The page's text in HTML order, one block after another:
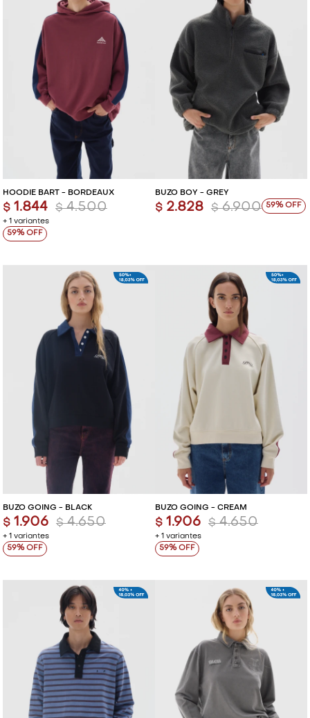
HOODIE BART - BORDEAUX
+ 1 variantes
$ 1.844 $ 4.500
59
BUZO BOY - GREY
$ 2.828 $ 6.900 59
BUZO GOING - BLACK
+ 1 variantes
$ 1.906 $ 4.650
59
BUZO GOING - CREAM
+ 1 variantes
$ 1.906 $ 4.650
59